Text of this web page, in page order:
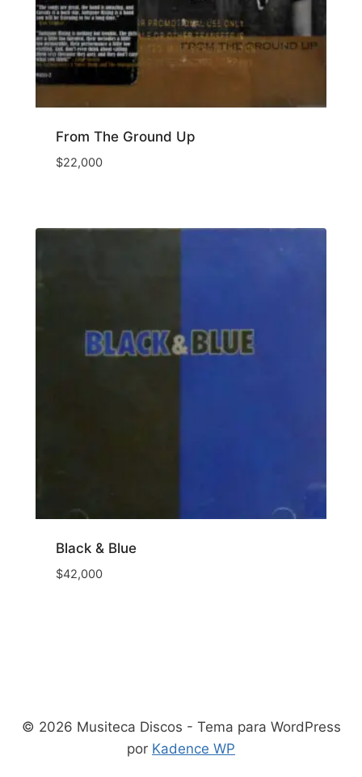
From The Ground Up
$22,000
Black & Blue
$42,000
© 2026 Musiteca Discos - Tema para WordPress
por Kadence WP